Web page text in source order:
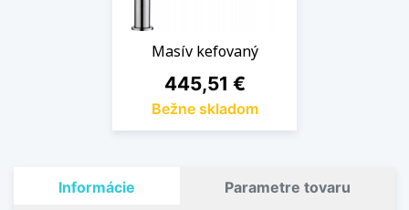
Masív kefovaný
Cena
445,51 €
Bežne skladom
Informácie Parametre tovaru